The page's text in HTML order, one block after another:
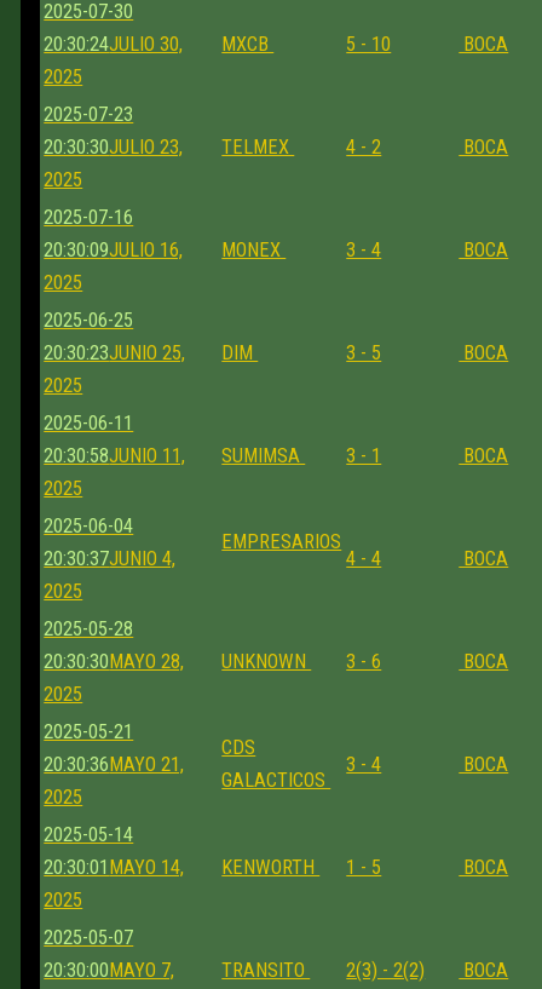
2025-07-30
20:30:24JULIO 30,
2025
MXCB 5 - 10 BOCA
2025-07-23
20:30:30JULIO 23,
2025
TELMEX 4 - 2 BOCA
2025-07-16
20:30:09JULIO 16,
2025
MONEX 3 - 4 BOCA
2025-06-25
20:30:23JUNIO 25,
2025
DIM 3 - 5 BOCA
2025-06-11
20:30:58JUNIO 11,
2025
SUMIMSA 3 - 1 BOCA
2025-06-04
20:30:37JUNIO 4,
2025
EMPRESARIOS
4 - 4 BOCA
2025-05-28
20:30:30MAYO 28,
2025
UNKNOWN 3 - 6 BOCA
2025-05-21
20:30:36MAYO 21,
2025
CDS
GALACTICOS
3 - 4 BOCA
2025-05-14
20:30:01 MAYO 14,
2025
KENWORTH 1 - 5 BOCA
2025-05-07
20:30:00MAYO 7, TRANSITO 2(3) - 2(2) BOCA